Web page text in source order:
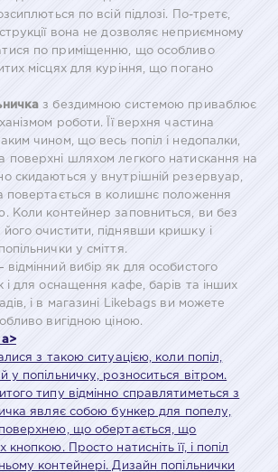
по всій підлозі. По-третє,
вона не дозволяє неприємному
по приміщенню, що особливо
місцях для куріння, що погано
з бездимною системою приваблює
роботи. Її верхня частина
чином, що весь попіл і недопалки,
шляхом легкого натискання на
скидаються у внутрішній резервуар,
повертається в колишнє положення
Коли контейнер заповниться, ви без
очистити, піднявши кришку і
у сміття.
– відмінний вибір як для особистого
і для оснащення кафе, барів та інших
і в магазині Likebags ви можете
вигідною ціною.
a>
з такою ситуацією, коли попіл,
у попільничку, розноситься вітром.
типу відмінно справлятиметься з
являє собою бункер для попелу,
що обертається, що
Просто натисніть її, і попіл
контейнері. Дизайн попільнички